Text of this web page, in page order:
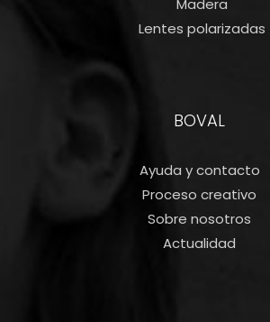
Madera
Lentes polarizadas
BOVAL
Ayuda y contacto
Proceso creativo
Sobre nosotros
Actualidad